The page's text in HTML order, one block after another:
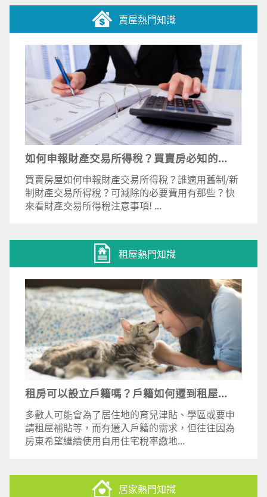
賣屋熱門知識
如何申報財產交易所得稅？買賣房必知的...
買賣房屋如何申報財產交易所得稅？誰適用舊制/新
制財產交易所得稅？可減除的必要費用有那些？快
來看財產交易所得稅注意事項! ...
租屋熱門知識
租房可以設立戶籍嗎？戶籍如何遷到租屋...
多數人可能會為了居住地的育兒津貼、學區或要申
請租屋補貼等，而有遷入戶籍的需求，但往往因為
房東希望繼續使用自用住宅稅率繳地...
居家熱門知識